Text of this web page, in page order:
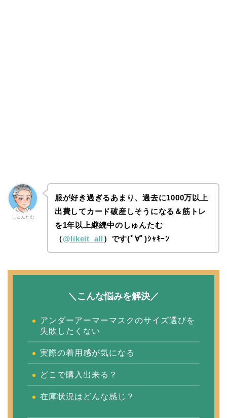
しゅんたむ
服が好き過ぎるあまり、過去に1000万以上
出費してカード破産しそうになる＆筋トレ
を1年以上継続中のしゅんたむ
（@likeit_all ）です(ﾟ∀ﾟ)ｼｬｷｰﾝ
＼こんな悩みを解決／
アンダーアーマーマスクのサイズ選びを
失敗したくない
実際の着用感が気になる
どこで購入出来る？
在庫状況はどんな感じ？